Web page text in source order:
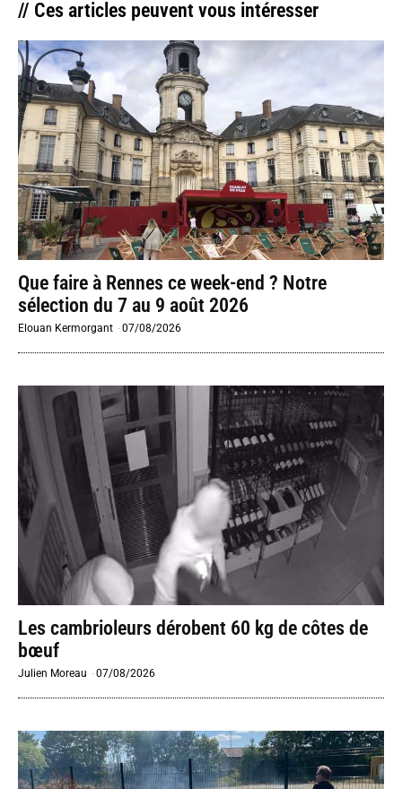
// Ces articles peuvent vous intéresser
Que faire à Rennes ce week-end ? Notre
sélection du 7 au 9 août 2026
Elouan Kermorgant -07/08/2026
Les cambrioleurs dérobent 60 kg de côtes de
bœuf
Julien Moreau -07/08/2026